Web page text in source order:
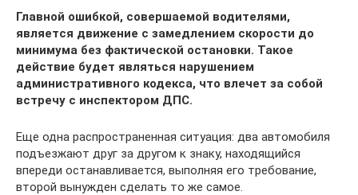
Главной ошибкой, совершаемой водителями,
является движение с замедлением скорости до
минимума без фактической остановки. Такое
действие будет являться нарушением
административного кодекса, что влечет за собой
встречу с инспектором ДПС.
Еще одна распространенная ситуация: два автомобиля
подъезжают друг за другом к знаку, находящийся
впереди останавливается, выполняя его требование,
второй вынужден сделать то же самое.